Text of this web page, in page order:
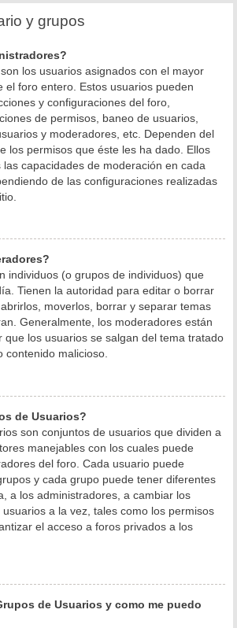
y grupos
los usuarios asignados con el mayor
el foro entero. Estos usuarios pueden
y configuraciones del foro,
de permisos, baneo de usuarios,
y moderadores, etc. Dependen del
los permisos que éste les ha dado. Ellos
capacidades de moderación en cada
de las configuraciones realizadas
individuos (o grupos de individuos) que
Tienen la autoridad para editar o borrar
moverlos, borrar y separar temas
Generalmente, los moderadores están
que los usuarios se salgan del tema tratado
contenido malicioso.
de Usuarios?
son conjuntos de usuarios que dividen a
manejables con los cuales puede
del foro. Cada usuario puede
y cada grupo puede tener diferentes
a los administradores, a cambiar los
a la vez, tales como los permisos
el acceso a foros privados a los
de Usuarios y como me puedo